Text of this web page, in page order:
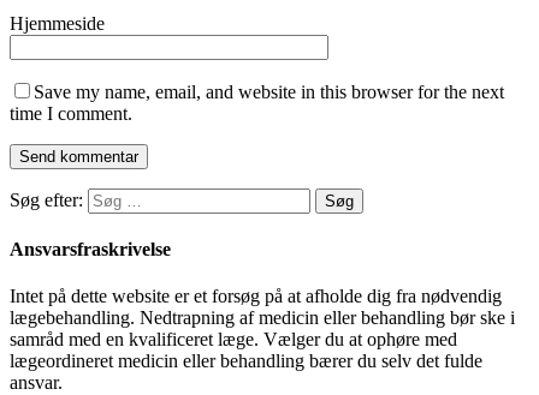
Hjemmeside
Save my name, email, and website in this browser for the next
time I comment.
Søg efter:
Ansvarsfraskrivelse
Intet på dette website er et forsøg på at afholde dig fra nødvendig
lægebehandling. Nedtrapning af medicin eller behandling bør ske i
samråd med en kvalificeret læge. Vælger du at ophøre med
lægeordineret medicin eller behandling bærer du selv det fulde
ansvar.